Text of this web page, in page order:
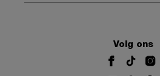
Volg ons